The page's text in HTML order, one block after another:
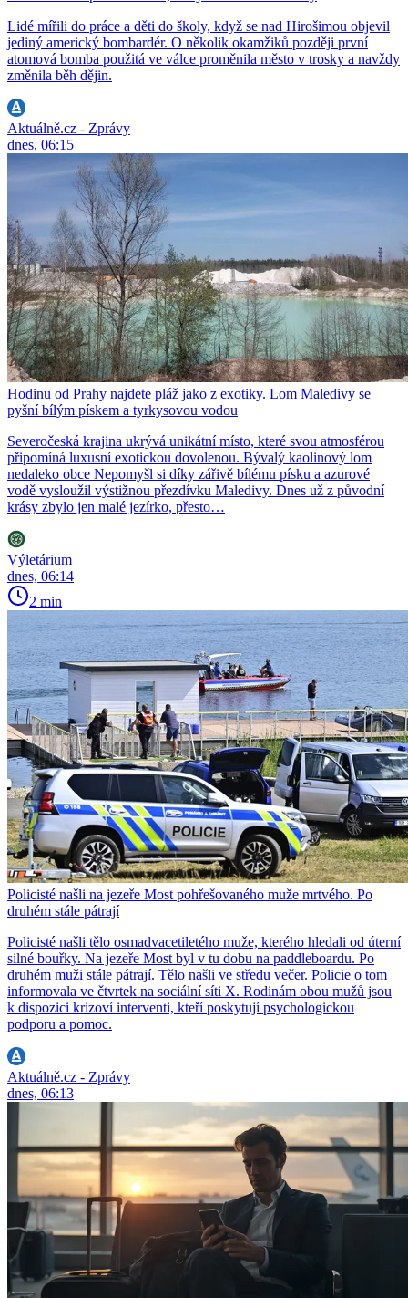
Lidé mířili do práce a děti do školy, když se nad Hirošimou objevil
jediný americký bombardér. O několik okamžiků později první
atomová bomba použitá ve válce proměnila město v trosky a navždy
změnila běh dějin.
Aktuálně.cz - Zprávy
dnes, 06:15
Hodinu od Prahy najdete pláž jako z exotiky. Lom Maledivy se
pyšní bílým pískem a tyrkysovou vodou
Severočeská krajina ukrývá unikátní místo, které svou atmosférou
připomíná luxusní exotickou dovolenou. Bývalý kaolinový lom
nedaleko obce Nepomyšl si díky zářivě bílému písku a azurové
vodě vysloužil výstižnou přezdívku Maledivy. Dnes už z původní
krásy zbylo jen malé jezírko, přesto…
Výletárium
dnes, 06:14
2 min
Policisté našli na jezeře Most pohřešovaného muže mrtvého. Po
druhém stále pátrají
Policisté našli tělo osmadvacetiletého muže, kterého hledali od úterní
silné bouřky. Na jezeře Most byl v tu dobu na paddleboardu. Po
druhém muži stále pátrají. Tělo našli ve středu večer. Policie o tom
informovala ve čtvrtek na sociální síti X. Rodinám obou mužů jsou
k dispozici krizoví interventi, kteří poskytují psychologickou
podporu a pomoc.
Aktuálně.cz - Zprávy
dnes, 06:13